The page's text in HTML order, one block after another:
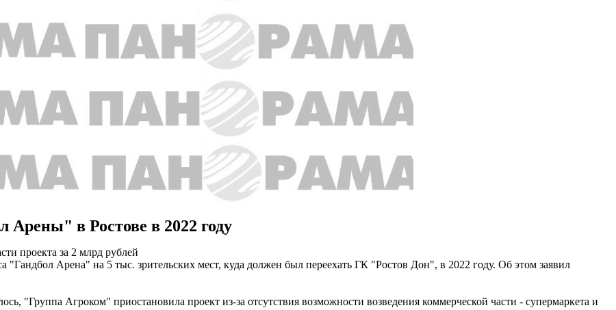
Арены" в Ростове в 2022 году
проекта за 2 млрд рублей
"Гандбол Арена" на 5 тыс. зрительских мест, куда должен был переехать ГК "Ростов Дон", в 2022 году. Об этом заявил
"Группа Агроком" приостановила проект из-за отсутствия возможности возведения коммерческой части - супермаркета и